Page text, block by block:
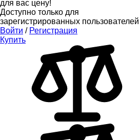
для вас цену!
Доступно только для
зарегистрированных пользователей
Войти / Регистрация
Купить